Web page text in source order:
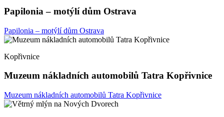
Papilonia – motýlí dům Ostrava
Papilonia – motýlí dům Ostrava
Kopřivnice
Muzeum nákladních automobilů Tatra Kopřivnice
Muzeum nákladních automobilů Tatra Kopřivnice